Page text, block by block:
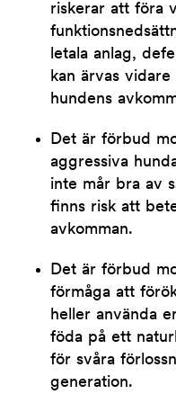
riskerar att föra
letala anlag,
kan ärvas
hundens
Det är förbud
aggressiva
inte mår bra av
finns risk att
avkomman.
Det är förbud
förmåga att
heller använda
föda på ett
för svåra
generation.